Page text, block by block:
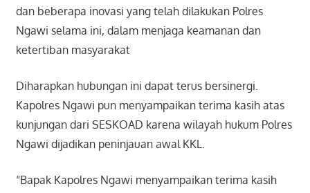
dan beberapa inovasi yang telah dilakukan Polres
Ngawi selama ini, dalam menjaga keamanan dan
ketertiban masyarakat
Diharapkan hubungan ini dapat terus bersinergi.
Kapolres Ngawi pun menyampaikan terima kasih atas
kunjungan dari SESKOAD karena wilayah hukum Polres
Ngawi dijadikan peninjauan awal KKL.
“Bapak Kapolres Ngawi menyampaikan terima kasih